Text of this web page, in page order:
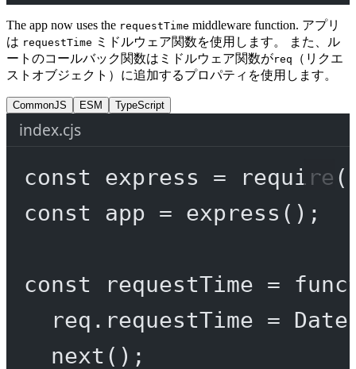
The app now uses the requestTime middleware function. アプリ
は requestTime ミドルウェア関数を使用します。 また、ル
ートのコールバック関数はミドルウェア関数がreq
（リクエ
ストオブジェクト）に追加するプロパティを使用します。
CommonJS ESM TypeScript
index.cjs
const express = require (
const
app = express ();
const requestTime =
req.requestTime =
next ();